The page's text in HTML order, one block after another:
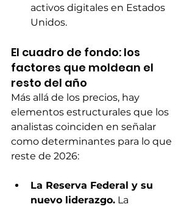
activos digitales en Estados
Unidos.
El cuadro de fondo: los
factores que moldean el
resto del año
Más allá de los precios, hay
elementos estructurales que los
analistas coinciden en señalar
como determinantes para lo que
reste de 2026:
La Reserva Federal y su
nuevo liderazgo. La